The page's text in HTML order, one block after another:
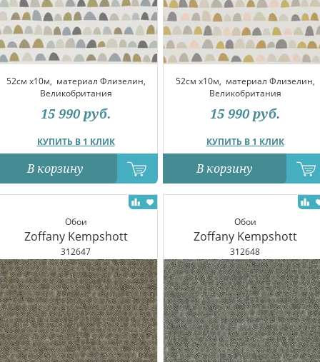
52см x10м, материал Флизелин,
Великобритания
КУПИТЬ В 1 КЛИК
15 990 руб.
В корзину
52см x10м, материал Флизелин,
Великобритания
КУПИТЬ В 1 КЛИК
15 990 руб.
В корзину
Обои
Zoffany Kempshott
312647
Обои
Zoffany Kempshott
312648